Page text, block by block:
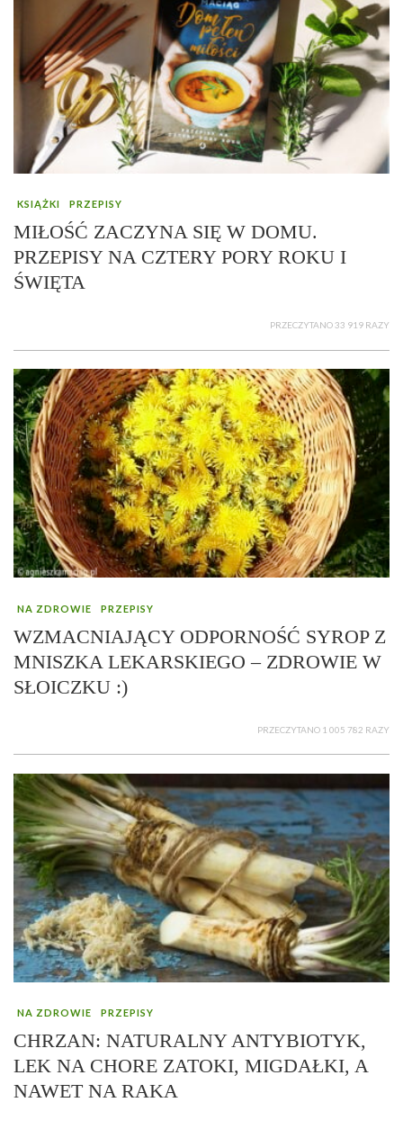
KSIĄŻKI PRZEPISY
MIŁOŚĆ ZACZYNA SIĘ W DOMU.
PRZEPISY NA CZTERY PORY ROKU I
ŚWIĘTA
PRZECZYTANO 33 919 RAZY
NA ZDROWIE PRZEPISY
WZMACNIAJĄCY ODPORNOŚĆ SYROP Z
MNISZKA LEKARSKIEGO – ZDROWIE W
SŁOICZKU :)
PRZECZYTANO 1 005 782 RAZY
NA ZDROWIE PRZEPISY
CHRZAN: NATURALNY ANTYBIOTYK,
LEK NA CHORE ZATOKI, MIGDAŁKI, A
NAWET NA RAKA